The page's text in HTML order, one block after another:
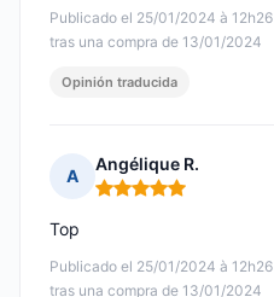
Publicado el 25/01/2024 à 12h26
tras una compra de 13/01/2024
Opinión traducida
A
Angélique R.
Nota: 5 de 5
Publicado el 25/01/2024 à 12h26
tras una compra de 13/01/2024
Top